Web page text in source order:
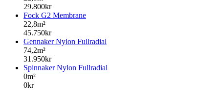
29.800kr
Fock G2 Membrane
22,8m²
45.750kr
Gennaker Nylon Fullradial
74,2m²
31.950kr
Spinnaker Nylon Fullradial
0m²
0kr